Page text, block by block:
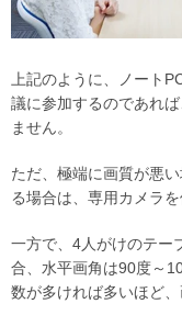
上記のように、ノート
議に参加するのであれ
ません。
ただ、極端に画質が悪
る場合は、専用カメラ
一方で、4人がけのテー
合、水平画角は90度～
数が多ければ多いほど